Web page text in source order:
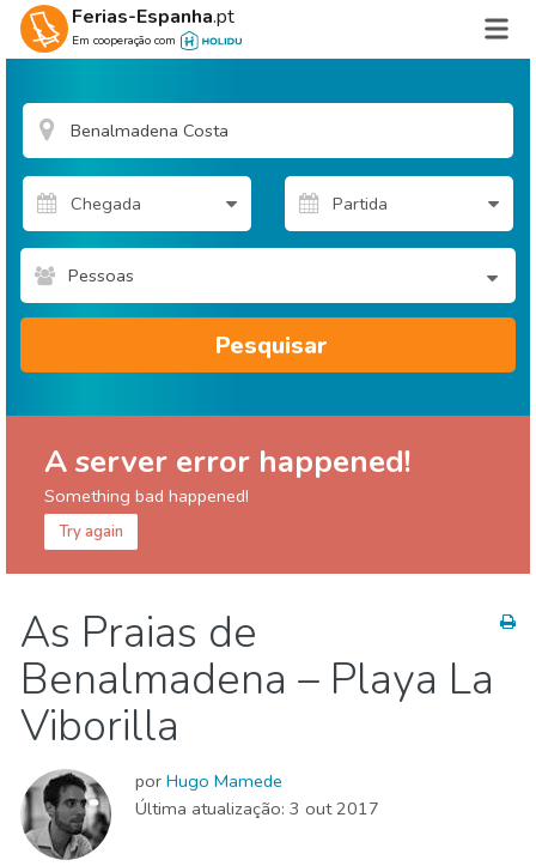
Ferias-Espanha.pt
Em cooperação com
Pessoas
Pesquisar
A server error happened!
Something bad happened!
Try again
Natureza e ar livre
Praias
As Praias de
Benalmadena – Playa La
Viborilla
por Hugo Mamede
Última atualização: 3 out 2017